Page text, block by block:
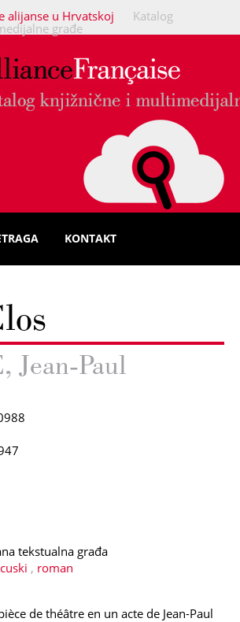
alijanse u Hrvatskoj
Katalog
građe
KONTAKT
Jean-Paul
tekstualna građa
, roman
de théâtre en un acte de Jean-Paul